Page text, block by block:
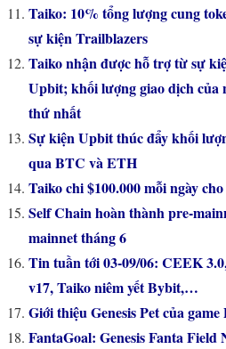
Taiko: 10% tổng lượng cung
sự kiện Trailblazers
Taiko nhận được hỗ trợ từ sự
Upbit; khối lượng giao dịch của
thứ nhất
Sự kiện Upbit thúc đẩy khối
qua BTC và ETH
Taiko chi $100.000 mỗi ngày
Self Chain hoàn thành pre-
mainnet tháng 6
Tin tuần tới 03-09/06: CEEK
v17, Taiko niêm yết Bybit,…
Giới thiệu Genesis Pet của game
FantaGoal: Genesis Fanta